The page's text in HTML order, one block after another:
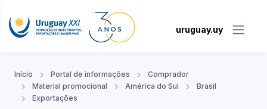
uruguay.uy
Início Portal de informações
Comprador
Material promocional
América do Sul
Brasil
Exportações